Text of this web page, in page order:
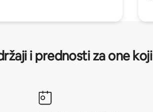
i prednosti za one